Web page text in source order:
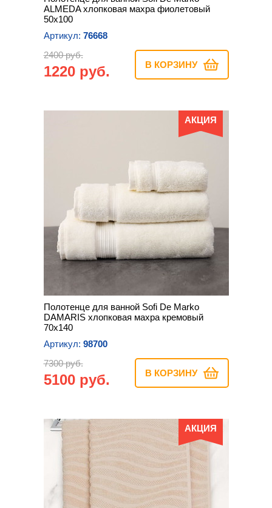
ALMEDA хлопковая махра фиолетовый
50х100
Артикул: 76668
2400 руб.
1220 руб. В КОРЗИНУ
АКЦИЯ
Полотенце для ванной Sofi De Marko
DAMARIS хлопковая махра кремовый
70х140
Артикул: 98700
7300 руб.
5100 руб. В КОРЗИНУ
АКЦИЯ